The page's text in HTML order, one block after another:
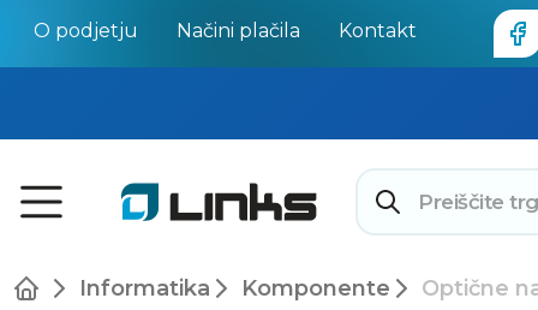
O podjetju Načini plačila Kontakt
Informatika Komponente Optične